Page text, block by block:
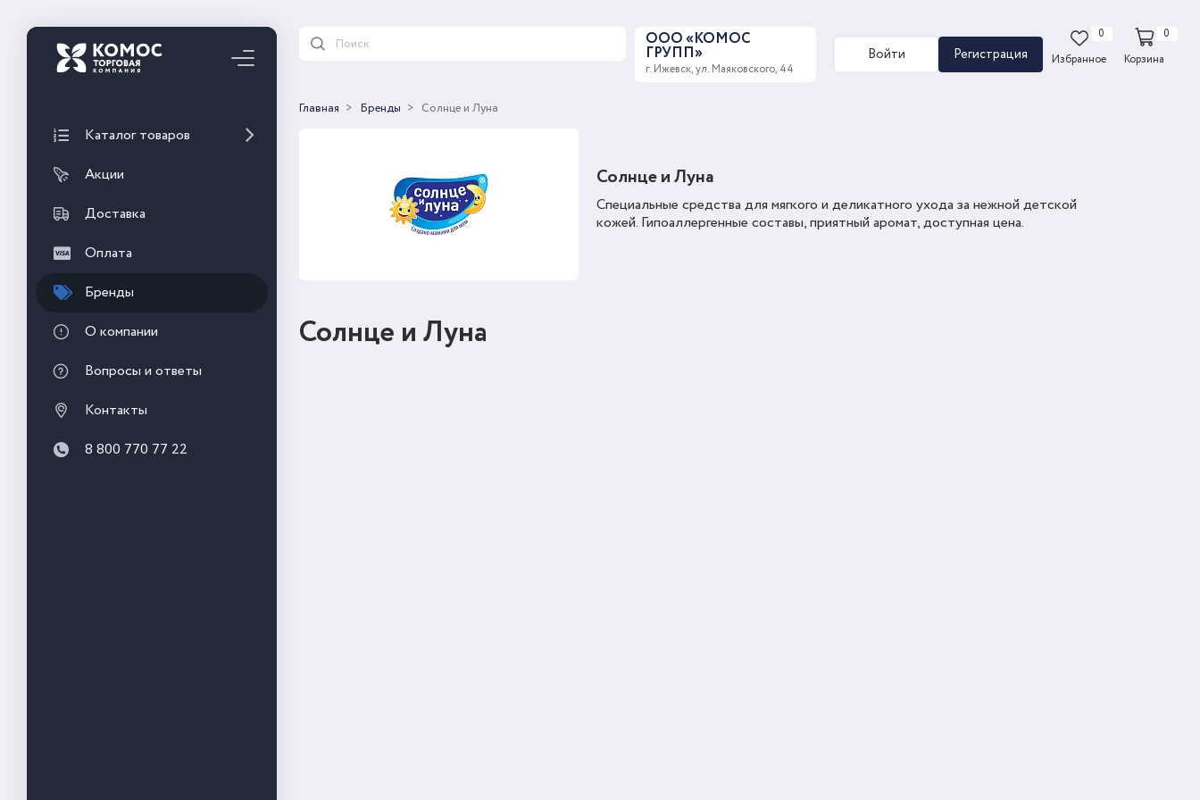
Каталог товаров
Акции
Доставка
Оплата
Бренды
О компании
Вопросы и ответы
Контакты
8 800 770 77 22
ООО «КОМОС
ГРУПП»
г. Ижевск, ул. Маяковского, 44
Войти Регистрация
0
Избранное
0
Корзина
Главная Бренды Солнце и Луна
Солнце и Луна
Специальные средства для мягкого и деликатного ухода за нежной детской
кожей. Гипоаллергенные составы, приятный аромат, доступная цена.
Солнце и Луна